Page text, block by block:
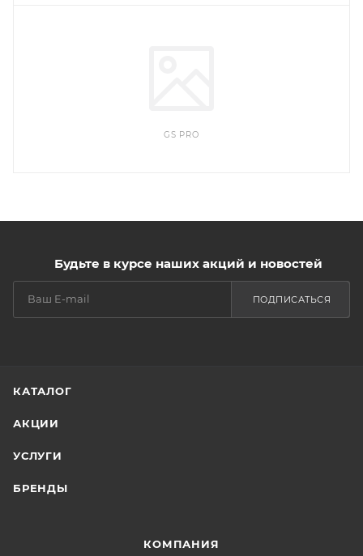
GS PRO
Будьте в курсе наших акций и новостей
ПОДПИСАТЬСЯ
КАТАЛОГ
АКЦИИ
УСЛУГИ
БРЕНДЫ
КОМПАНИЯ